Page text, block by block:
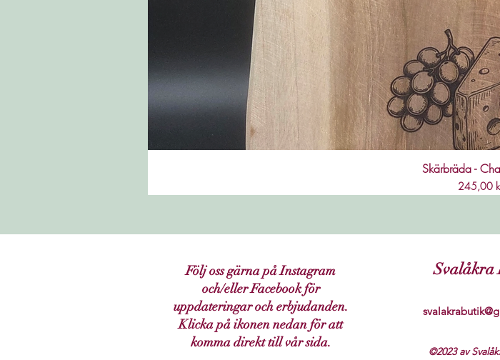
Skärbräda -
Pris
245,00
Följ oss gärna på Instagram
och/eller Facebook för
uppdateringar och erbjudanden.
Klicka på ikonen nedan för att
komma direkt till vår sida.
Svalåkra
©2023 av